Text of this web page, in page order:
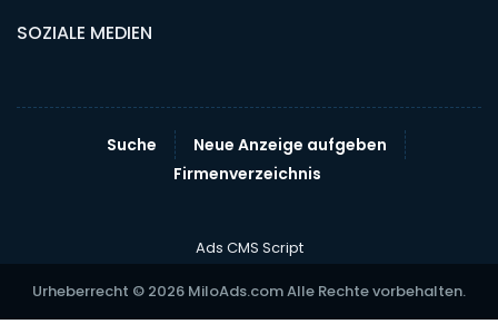
SOZIALE MEDIEN
Suche
Neue Anzeige aufgeben
Firmenverzeichnis
Ads CMS Script
Urheberrecht © 2026 MiloAds.com Alle Rechte vorbehalten.